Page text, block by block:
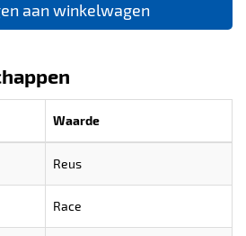
aan winkelwagen
Waarde
Reus
Race